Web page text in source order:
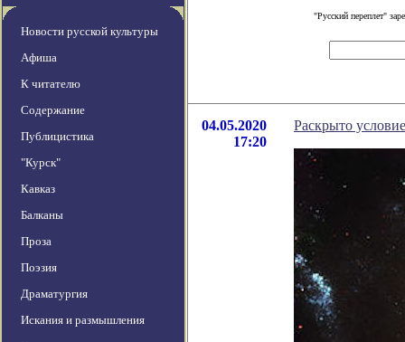
Новости русской культуры
Афиша
К читателю
Содержание
Публицистика
"Курск"
Кавказ
Балканы
Проза
Поэзия
Драматургия
Искания и размышления
"Русский переплет"
04.05.2020
17:20
Раскрыто